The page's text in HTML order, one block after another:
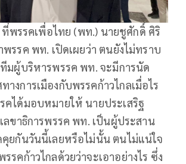
พรรคเพื่อไทย (พท.) นายชูศักดิ์ ศิริ
รรค พท. เปิดเผยว่า ตนยังไม่ทราบ
ทีมผู้บริหารพรรค พท. จะมีการนัด
งการเมืองกับพรรคก้าวไกลเมื่อไร
คได้มอบหมายให้ นายประเสริฐ
ลขาธิการพรรค พท. เป็นผู้ประสาน
ยกันวันนี้เลยหรือไม่นั้น ตนไม่แน่ใจ
รคก้าวไกลด้วยว่าจะเอาอย่างไร ซึ่ง